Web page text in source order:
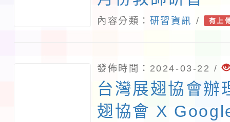
文頂尖賽事與論
等活動，經由以
流，符應新課綱
豐富學生學習歷
內容分類： 研習資訊 / 有上
發佈時間：2024-03-22 /
台灣展翅協會辦
翅協會 X